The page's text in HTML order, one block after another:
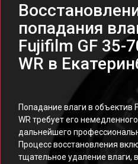
попадания
Fujifilm GF 35-
WR в
Попадание влаги в объектив
WR требует его
дальнейшего
Процесс восстановления
тщательное удаление влаги,